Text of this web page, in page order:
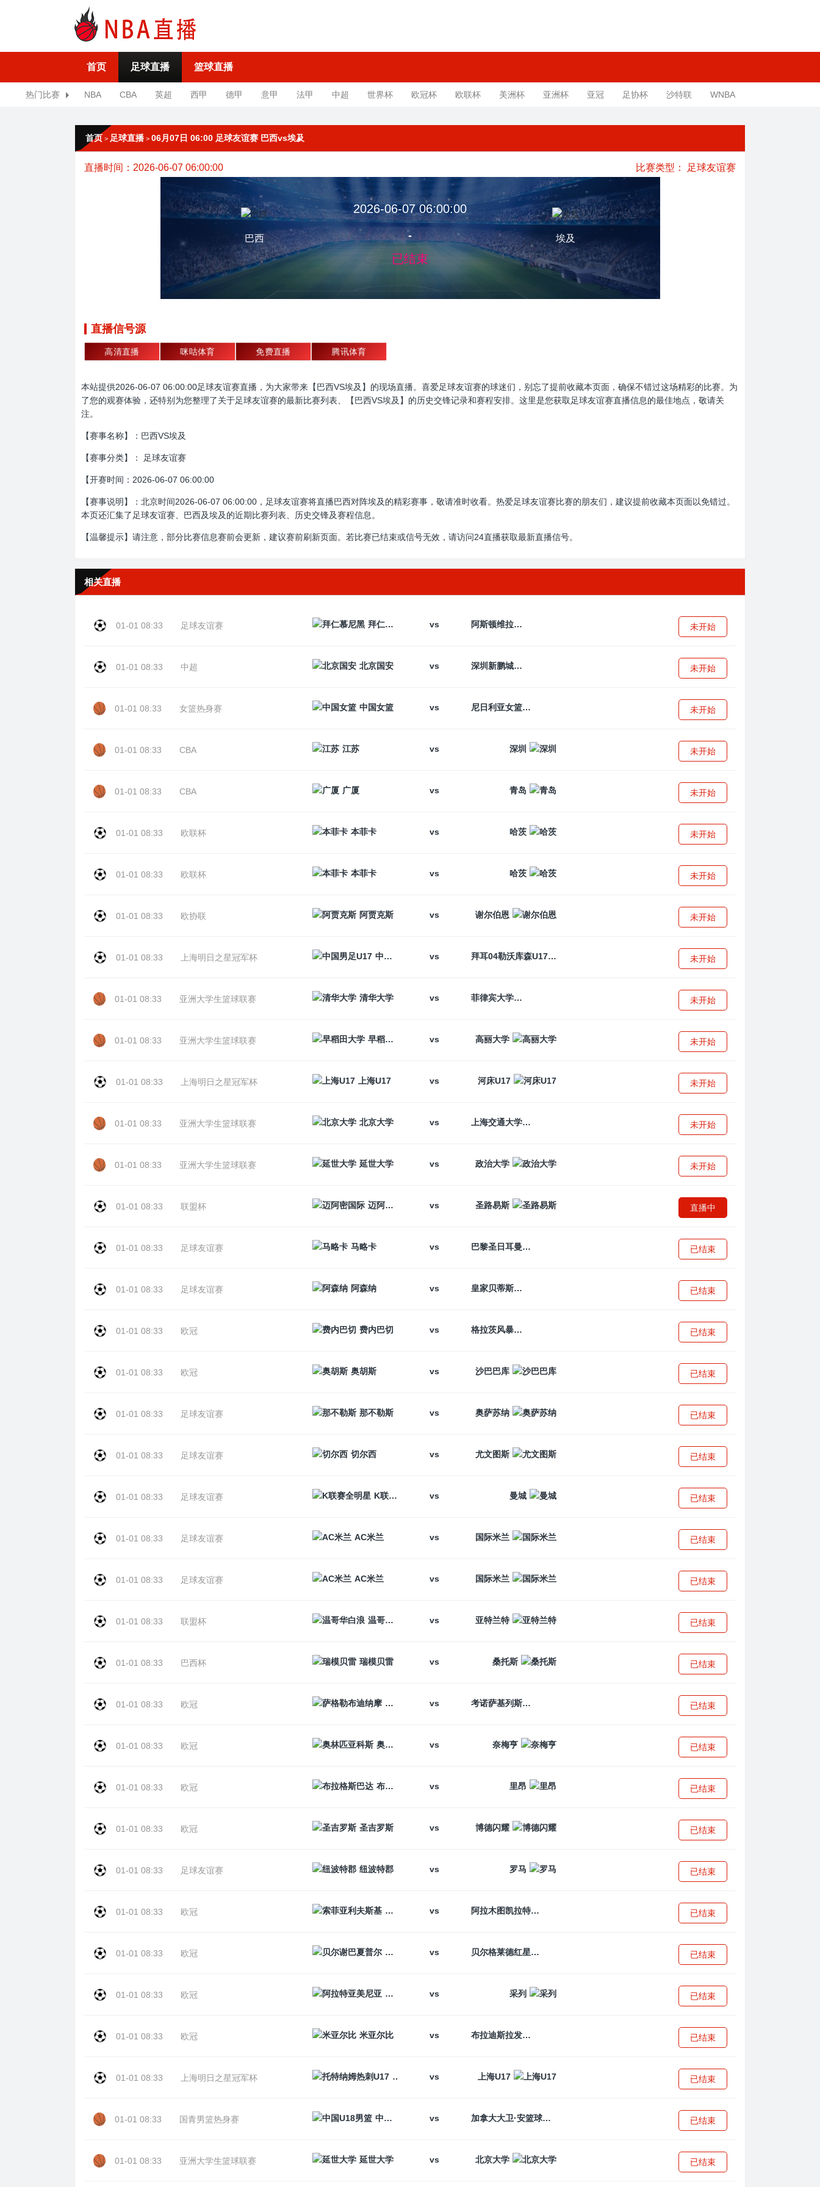
首页 足球直播 篮球直播
热门比赛 NBA CBA 英超 西甲 德甲 意甲 法甲 中超 世界杯 欧冠杯 欧联杯 美洲杯 亚洲杯 亚冠 足协杯 沙特联 WNBA
首页 > 足球直播 > 06月07日 06:00 足球友谊赛 巴西vs埃及
直播时间：2026-06-07 06:00:00 比赛类型： 足球友谊赛
巴西
2026-06-07 06:00:00
-
已结束
埃及
直播信号源
高清直播 咪咕体育 免费直播 腾讯体育
本站提供2026-06-07 06:00:00足球友谊赛直播，为大家带来【巴西VS埃及】的现场直播。喜爱足球友谊赛的球迷们，别忘了提前收藏本页面，确保不错过这场精彩的比赛。为
了您的观赛体验，还特别为您整理了关于足球友谊赛的最新比赛列表、【巴西VS埃及】的历史交锋记录和赛程安排。这里是您获取足球友谊赛直播信息的最佳地点，敬请关
注。
【赛事名称】：巴西VS埃及
【赛事分类】： 足球友谊赛
【开赛时间：2026-06-07 06:00:00
【赛事说明】：北京时间2026-06-07 06:00:00，足球友谊赛将直播巴西对阵埃及的精彩赛事，敬请准时收看。热爱足球友谊赛比赛的朋友们，建议提前收藏本页面以免错过。
本页还汇集了足球友谊赛、巴西及埃及的近期比赛列表、历史交锋及赛程信息。
【温馨提示】请注意，部分比赛信息赛前会更新，建议赛前刷新页面。若比赛已结束或信号无效，请访问24直播获取最新直播信号。
相关直播
01-01 08:33 足球友谊赛 拜仁慕尼黑 vs 阿斯顿维拉 未开始
01-01 08:33 中超 北京国安 vs 深圳新鹏城 未开始
01-01 08:33 女篮热身赛 中国女篮 vs 尼日利亚女篮 未开始
01-01 08:33 CBA 江苏 vs 深圳 未开始
01-01 08:33 CBA 广厦 vs 青岛 未开始
01-01 08:33 欧联杯 本菲卡 vs 哈茨 未开始
01-01 08:33 欧联杯 本菲卡 vs 哈茨 未开始
01-01 08:33 欧协联 阿贾克斯 vs 谢尔伯恩 未开始
01-01 08:33 上海明日之星冠军杯 中国男足U17 vs 拜耳04勒沃库森U17 未开始
01-01 08:33 亚洲大学生篮球联赛 清华大学 vs 菲律宾大学 未开始
01-01 08:33 亚洲大学生篮球联赛 早稻田大学 vs 高丽大学 未开始
01-01 08:33 上海明日之星冠军杯 上海U17 vs 河床U17 未开始
01-01 08:33 亚洲大学生篮球联赛 北京大学 vs 上海交通大学 未开始
01-01 08:33 亚洲大学生篮球联赛 延世大学 vs 政治大学 未开始
01-01 08:33 联盟杯 迈阿密国际 vs 圣路易斯 直播中
01-01 08:33 足球友谊赛 马略卡 vs 巴黎圣日耳曼 已结束
01-01 08:33 足球友谊赛 阿森纳 vs 皇家贝蒂斯 已结束
01-01 08:33 欧冠 费内巴切 vs 格拉茨风暴 已结束
01-01 08:33 欧冠 奥胡斯 vs 沙巴巴库 已结束
01-01 08:33 足球友谊赛 那不勒斯 vs 奥萨苏纳 已结束
01-01 08:33 足球友谊赛 切尔西 vs 尤文图斯 已结束
01-01 08:33 足球友谊赛 K联赛全明星 vs 曼城 已结束
01-01 08:33 足球友谊赛 AC米兰 vs 国际米兰 已结束
01-01 08:33 足球友谊赛 AC米兰 vs 国际米兰 已结束
01-01 08:33 联盟杯 温哥华白浪 vs 亚特兰特 已结束
01-01 08:33 巴西杯 瑞模贝雷 vs 桑托斯 已结束
01-01 08:33 欧冠 萨格勒布迪纳摩
vs 考诺萨基列斯 已结束
01-01 08:33 欧冠 奥林匹亚科斯 vs 奈梅亨 已结束
01-01 08:33 欧冠 布拉格斯巴达 vs 里昂 已结束
01-01 08:33 欧冠 圣吉罗斯 vs 博德闪耀 已结束
01-01 08:33 足球友谊赛 纽波特郡 vs 罗马 已结束
01-01 08:33 欧冠 索菲亚利夫斯基
vs 阿拉木图凯拉特 已结束
01-01 08:33 欧冠 贝尔谢巴夏普尔
vs 贝尔格莱德红星 已结束
01-01 08:33 欧冠 阿拉特亚美尼亚
vs 采列 已结束
01-01 08:33 欧冠 米亚尔比 vs 布拉迪斯拉发 已结束
01-01 08:33 上海明日之星冠军杯 托特纳姆热刺U17
vs 上海U17 已结束
01-01 08:33 国青男篮热身赛 中国U18男篮 vs 加拿大大卫·安篮球学院 已结束
01-01 08:33 亚洲大学生篮球联赛 延世大学 vs 北京大学 已结束